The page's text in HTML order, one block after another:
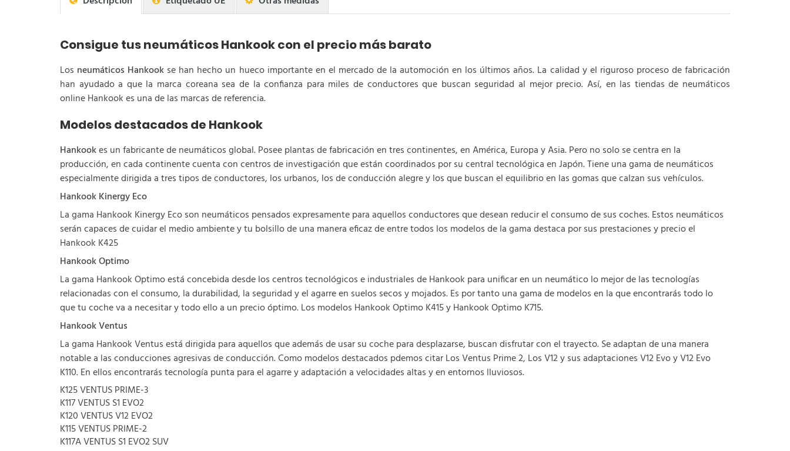
Consigue tus neumáticos Hankook con el precio más barato
Los neumáticos Hankook se han hecho un hueco importante en el mercado de la automoción en los últimos años. La calidad y el riguroso proceso de fabricación
han ayudado a que la marca coreana sea de la confianza para miles de conductores que buscan seguridad al mejor precio. Así, en las tiendas de neumáticos
online Hankook es una de las marcas de referencia.
Modelos destacados de Hankook
Hankookes un fabricante de neumáticos global. Posee plantas de fabricación en tres continentes, en América, Europa y Asia. Pero no solo se centra en la
producción, en cada continente cuenta con centros de investigación que están coordinados por su central tecnológica en Japón. Tiene una gama de neumáticos
especialmente dirigida a tres tipos de conductores, los urbanos, los de conducción alegre y los que buscan el equilibrio en las gomas que calzan sus vehículos.
Hankook Kinergy Eco
La gama Hankook Kinergy Eco son neumáticos pensados expresamente para aquellos conductores que desean reducir el consumo de sus coches. Estos neumáticos
serán capaces de cuidar el medio ambiente y tu bolsillo de una manera eficaz de entre todos los modelos de la gama destaca por sus prestaciones y precio el
Hankook K425
Hankook Optimo
La gama Hankook Optimo está concebida desde los centros tecnológicos e industriales de Hankook para unificar en un neumático lo mejor de las tecnologías
relacionadas con el consumo, la durabilidad, la seguridad y el agarre en suelos secos y mojados. Es por tanto una gama de modelos en la que encontrarás todo lo
que tu coche va a necesitar y todo ello a un precio óptimo. Los modelos Hankook Optimo K415 y Hankook Optimo K715.
Hankook Ventus
La gama Hankook Ventus está dirigida para aquellos que además de usar su coche para desplazarse, buscan disfrutar con el trayecto. Se adaptan de una manera
notable a las conducciones agresivas de conducción. Como modelos destacados pdemos citar Los Ventus Prime 2, Los V12 y sus adaptaciones V12 Evo y V12 Evo
K110. En ellos encontrarás tecnología punta para el agarre y adaptación a velocidades altas y en entornos lluviosos.
K125 VENTUS PRIME-3
K117 VENTUS S1 EVO2
K120 VENTUS V12 EVO2
K115 VENTUS PRIME-2
K117A VENTUS S1 EVO2 SUV